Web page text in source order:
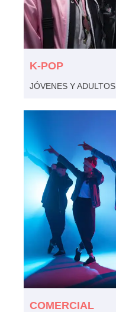
K-POP
JÓVENES Y ADULTOS
COMERCIAL